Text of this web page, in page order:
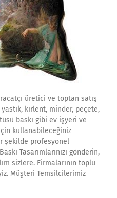
üretici ve toptan satış
kırlent, minder, peçete,
baskı gibi ev işyeri ve
kullanabileceğiniz
şekilde profesyonel
Tasarımlarınızı gönderin,
sizlere. Firmalarının toplu
Müşteri Temsilcilerimiz